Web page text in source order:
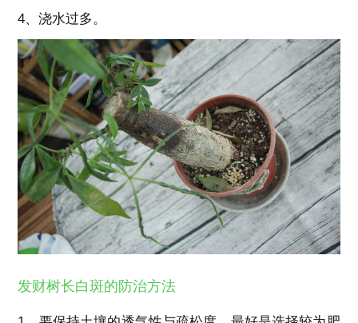
4、浇水过多。
发财树长白斑的防治方法